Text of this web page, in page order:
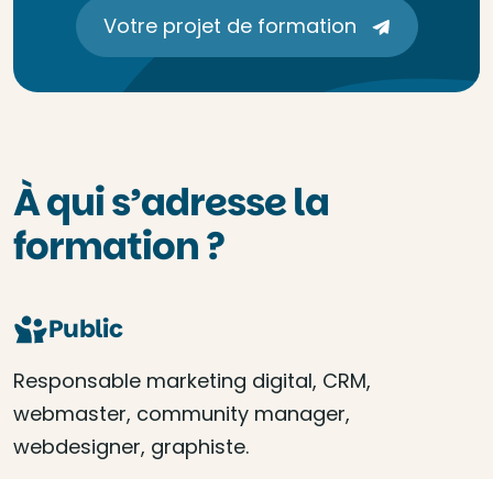
Votre projet de formation
À qui s’adresse la
formation ?
Public
Responsable marketing digital, CRM,
webmaster, community manager,
webdesigner, graphiste.